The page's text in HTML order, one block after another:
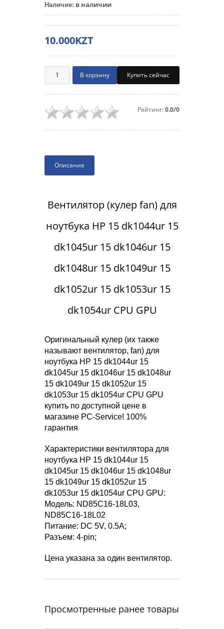
Наличие: в наличии
10.000KZT
Купить сейчас
Рейтинг:0.0/0
Описание
Вентилятор (кулер fan) для
ноутбука HP 15 dk1044ur 15
dk1045ur 15 dk1046ur 15
dk1048ur 15 dk1049ur 15
dk1052ur 15 dk1053ur 15
dk1054ur CPU GPU
Оригинальный кулер (их также
называют вентилятор, fan) для
ноутбука HP 15 dk1044ur 15
dk1045ur 15 dk1046ur 15 dk1048ur
15 dk1049ur 15 dk1052ur 15
dk1053ur 15 dk1054ur CPU GPU
купить по доступной цене в
магазине PC-Service! 100%
гарантия
Характеристики вентилятора для
ноутбука HP 15 dk1044ur 15
dk1045ur 15 dk1046ur 15 dk1048ur
15 dk1049ur 15 dk1052ur 15
dk1053ur 15 dk1054ur CPU GPU:
Модель: ND85C16-18L03,
ND85C16-18L02
Питание: DC 5V, 0.5A;
Разъем: 4-pin;
Цена указана за один вентилятор.
Просмотренные ранее товары